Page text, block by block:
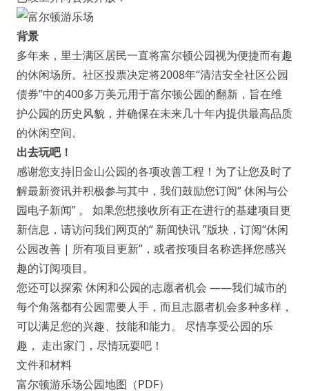
背景
多年来，里士满区居民一直将富尔顿公园视为便捷而有趣
的休闲场所。社区投票决定将2008年“清洁安全社区公园
债券”中的400多万美元用于富尔顿公园的翻新，旨在维
护公园的历史风貌，并确保在未来几十年内提供最高品质
的休闲空间。
出去玩吧！
感谢您支持旧金山公园的各项改善工程！为了让您及时了
解最新资讯并积极参与其中，我们鼓励您订阅“休闲与公
园电子新闻” 。 如果您想接收所有正在进行的基建项目更
新信息，请访问我们网页的“ 新闻快讯”版块，订阅“休闲
公园改善 | 所有项目更新”，或者按项目名称选择您感兴
趣的订阅项目。
您还可以探索 休闲和公园的志愿者机会 ——我们城市的
每个角落都有公园需要人手，而且志愿者机会多种多样，
可以满足您的兴趣、技能和能力。 尽情享受公园的乐
趣， 走出家门，尽情玩耍吧！
文件和材料
富尔顿游乐场公园地图（PDF）